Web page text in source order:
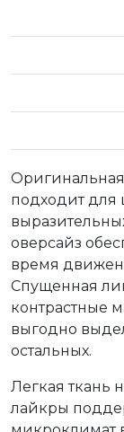
подходит для
оверсайз
время
Спущенная
контрастные
выгодно
остальных.
Легкая ткань
лайкры